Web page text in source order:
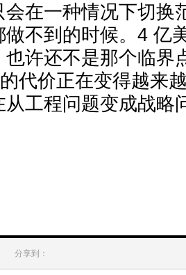
一种情况下切换
做不到的时候。4 亿
许还不是那个临界
代价正在变得越来
工程问题变成战略
分享到：